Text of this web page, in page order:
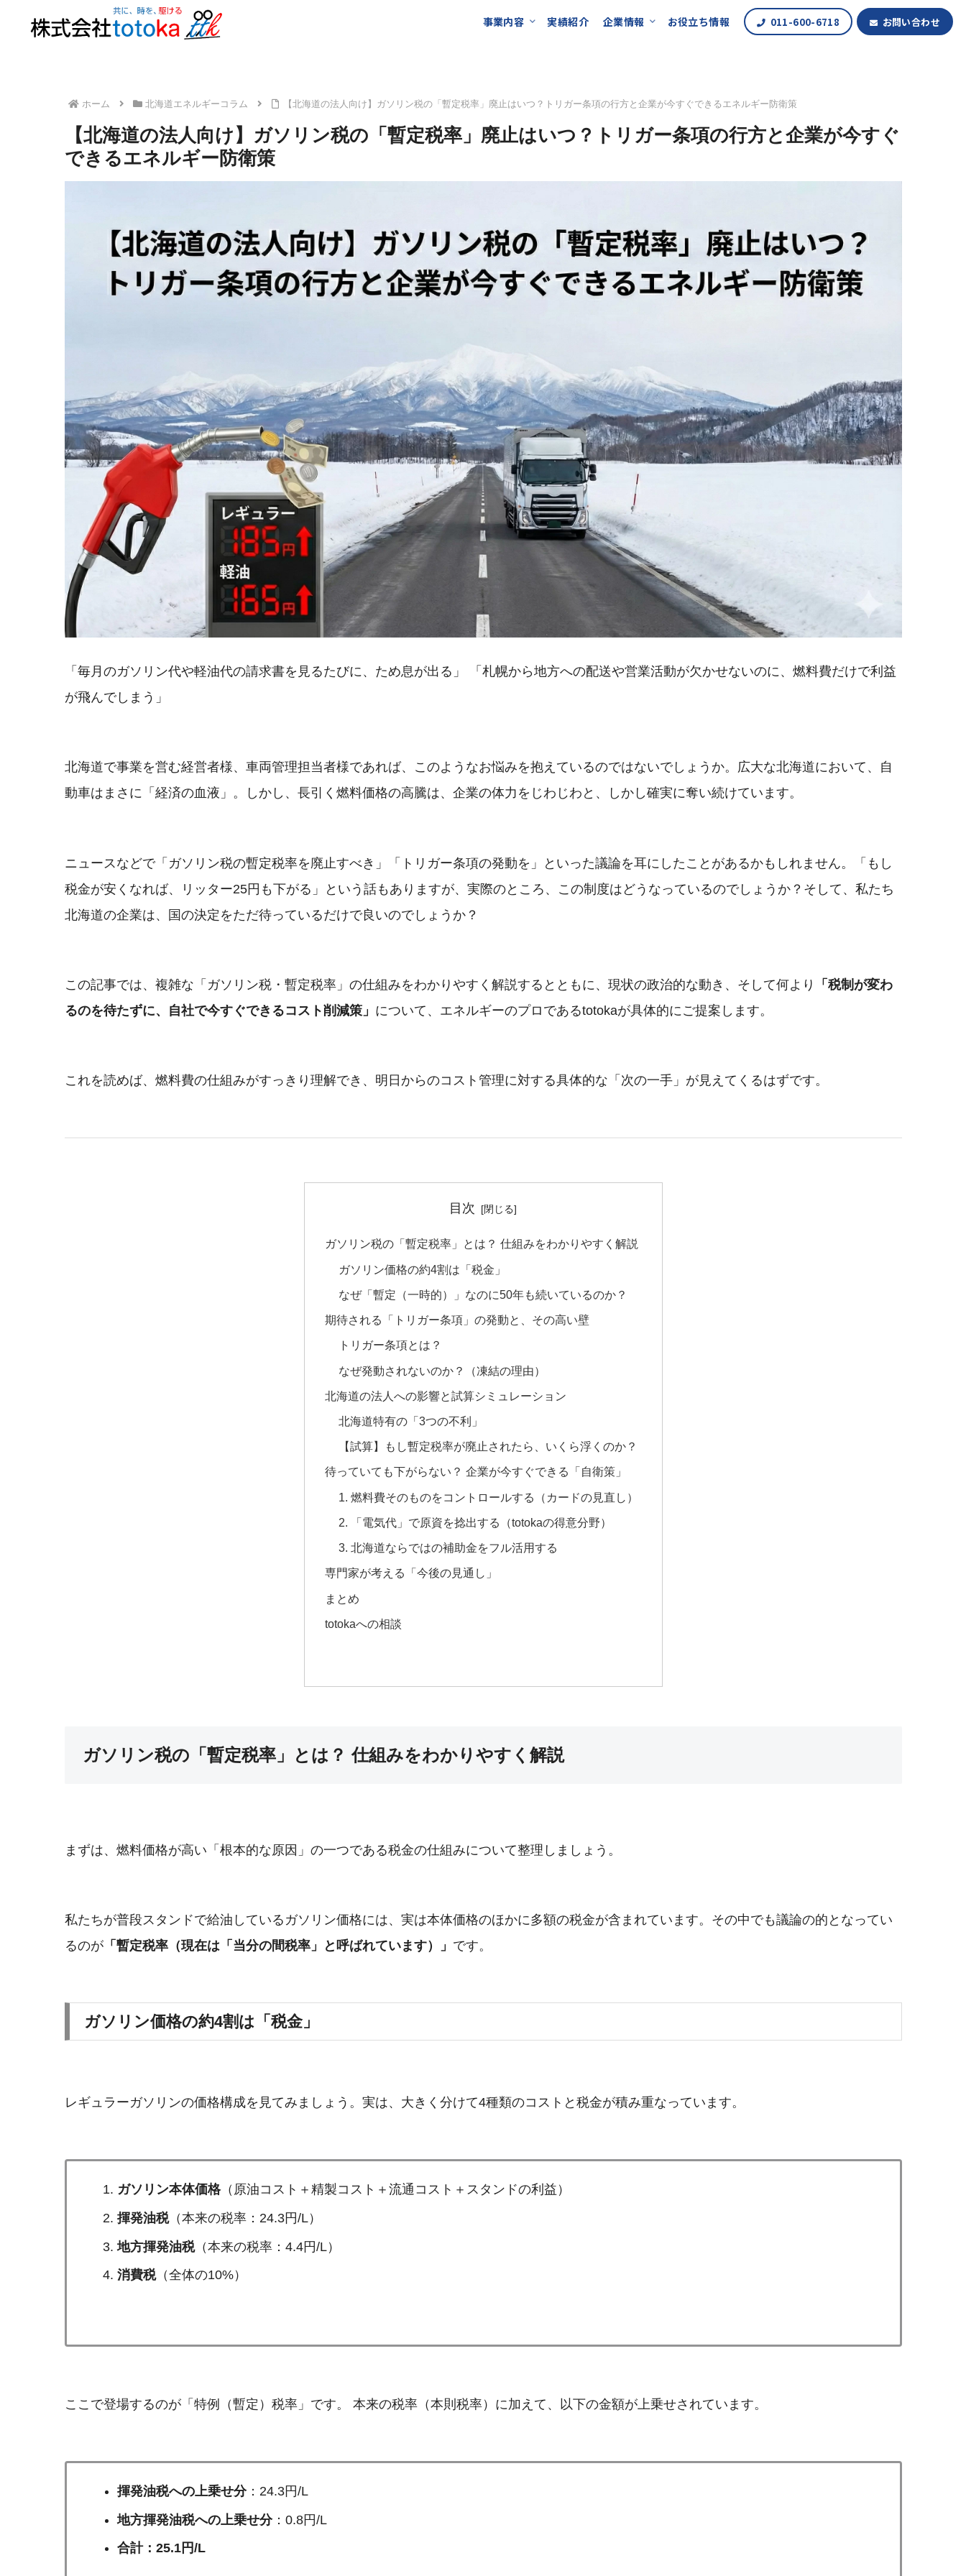
事業内容 実績紹介 企業情報 お役立ち情報 011-600-6718 お問い合わせ
ホーム 北海道エネルギーコラム 【北海道の法人向け】ガソリン税の「暫定税率」廃止はいつ？トリガー条項の行方と企業が今すぐできるエネルギー防衛策
【北海道の法人向け】ガソリン税の「暫定税率」廃止はいつ？トリガー条項の行方と企業が今すぐ
できるエネルギー防衛策
「毎月のガソリン代や軽油代の請求書を見るたびに、ため息が出る」 「札幌から地方への配送や営業活動が欠かせないのに、燃料費だけで利益
が飛んでしまう」
北海道で事業を営む経営者様、車両管理担当者様であれば、このようなお悩みを抱えているのではないでしょうか。広大な北海道において、自
動車はまさに「経済の血液」。しかし、長引く燃料価格の高騰は、企業の体力をじわじわと、しかし確実に奪い続けています。
ニュースなどで「ガソリン税の暫定税率を廃止すべき」「トリガー条項の発動を」といった議論を耳にしたことがあるかもしれません。「もし
税金が安くなれば、リッター25円も下がる」という話もありますが、実際のところ、この制度はどうなっているのでしょうか？そして、私たち
北海道の企業は、国の決定をただ待っているだけで良いのでしょうか？
この記事では、複雑な「ガソリン税・暫定税率」の仕組みをわかりやすく解説するとともに、現状の政治的な動き、そして何より
「税制が変わ
るのを待たずに、自社で今すぐできるコスト削減策」 について、エネルギーのプロであるtotokaが具体的にご提案します。
これを読めば、燃料費の仕組みがすっきり理解でき、明日からのコスト管理に対する具体的な「次の一手」が見えてくるはずです。
目次
ガソリン税の「暫定税率」とは？ 仕組みをわかりやすく解説
ガソリン価格の約4割は「税金」
なぜ「暫定（一時的）」なのに50年も続いているのか？
期待される「トリガー条項」の発動と、その高い壁
トリガー条項とは？
なぜ発動されないのか？（凍結の理由）
北海道の法人への影響と試算シミュレーション
北海道特有の「3つの不利」
【試算】もし暫定税率が廃止されたら、いくら浮くのか？
待っていても下がらない？ 企業が今すぐできる「自衛策」
1. 燃料費そのものをコントロールする（カードの見直し）
2. 「電気代」で原資を捻出する（totokaの得意分野）
3. 北海道ならではの補助金をフル活用する
専門家が考える「今後の見通し」
まとめ
totokaへの相談
ガソリン税の「暫定税率」とは？ 仕組みをわかりやすく解説
まずは、燃料価格が高い「根本的な原因」の一つである税金の仕組みについて整理しましょう。
私たちが普段スタンドで給油しているガソリン価格には、実は本体価格のほかに多額の税金が含まれています。その中でも議論の的となってい
るのが「暫定税率（現在は「当分の間税率」と呼ばれています）」 です。
ガソリン価格の約4割は「税金」
レギュラーガソリンの価格構成を見てみましょう。実は、大きく分けて4種類のコストと税金が積み重なっています。
ガソリン本体価格（原油コスト＋精製コスト＋流通コスト＋スタンドの利益）
揮発油税（本来の税率：24.3円/L）
地方揮発油税（本来の税率：4.4円/L）
消費税（全体の10%）
ここで登場するのが「特例（暫定）税率」です。 本来の税率（本則税率）に加えて、以下の金額が上乗せされています。
揮発油税への上乗せ分：24.3円/L
地方揮発油税への上乗せ分：0.8円/L
合計：25.1円/L